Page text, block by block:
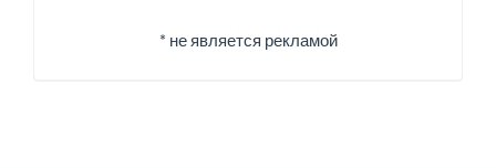
* не является рекламой